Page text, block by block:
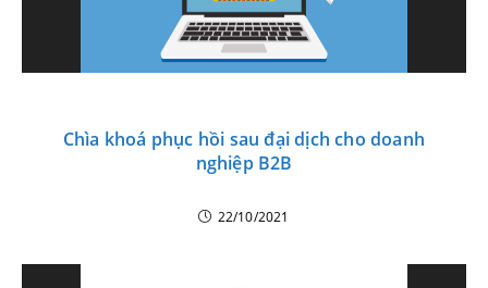
Chìa khoá phục hồi sau đại dịch cho doanh
nghiệp B2B
22/10/2021